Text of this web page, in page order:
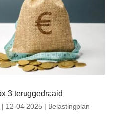
3 teruggedraaid
| 12-04-2025 | Belastingplan